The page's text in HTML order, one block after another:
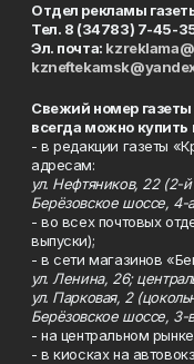
Отдел рекламы
Тел. 8 (34783) 7-45-
Эл. почта:
Свежий номер
всегда можно купить
- в редакции газеты
адресам:
ул. Нефтяников, 22 (2-
Берёзовское шоссе, 4-
- во всех почтовых
выпуски);
- в сети магазинов
ул. Ленина, 26;
ул. Парковая, 2
Берёзовское шоссе, 3-
- на центральном
- в киосках на